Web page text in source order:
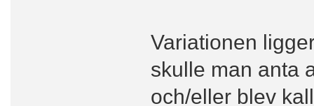
Variationen
skulle man anta
och/eller blev